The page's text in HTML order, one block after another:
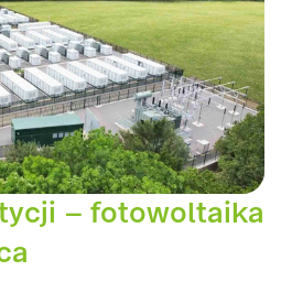
– fotowoltaika